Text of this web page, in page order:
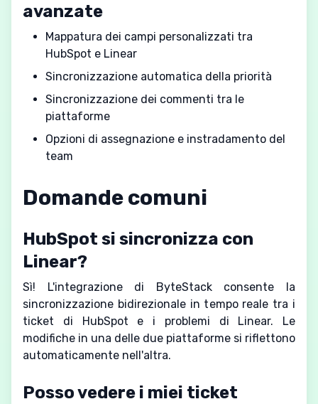
avanzate
Mappatura dei campi personalizzati tra
HubSpot e Linear
Sincronizzazione automatica della priorità
Sincronizzazione dei commenti tra le
piattaforme
Opzioni di assegnazione e instradamento del
team
Domande comuni
HubSpot si sincronizza con
Linear?
Sì! L'integrazione di ByteStack consente la
sincronizzazione bidirezionale in tempo reale tra i
ticket di HubSpot e i problemi di Linear. Le
modifiche in una delle due piattaforme si riflettono
automaticamente nell'altra.
Posso vedere i miei ticket